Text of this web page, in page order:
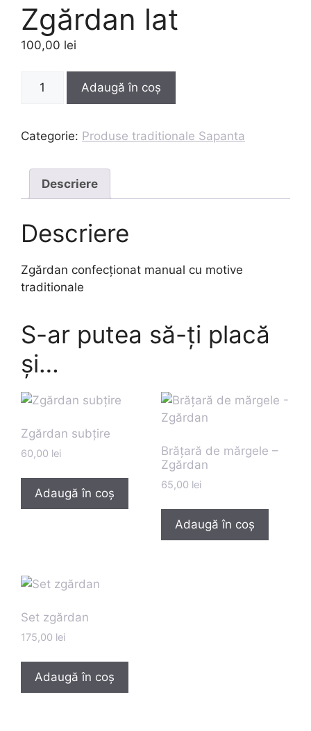
Zgărdan lat
100,00 lei
Cantitate
Adaugă în coș
Categorie: Produse traditionale Sapanta
Descriere
Descriere
Zgărdan confecționat manual cu motive
traditionale
S-ar putea să-ți placă
și…
Zgărdan subțire
60,00 lei
Adaugă în coș
Brățară de mărgele –
Zgărdan
65,00 lei
Adaugă în coș
Set zgărdan
175,00 lei
Adaugă în coș